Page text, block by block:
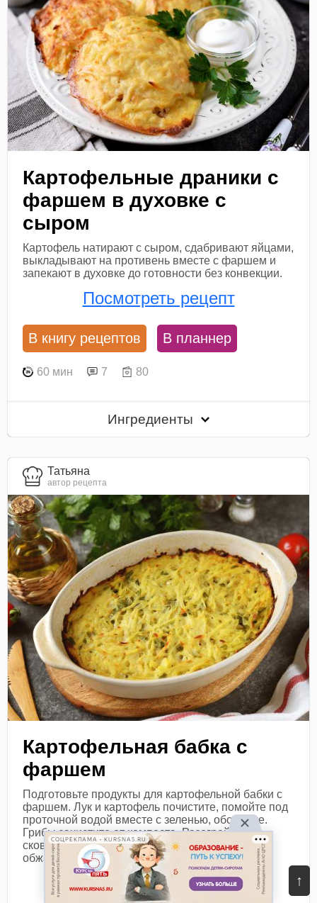
↑
Картофельные драники с
фаршем в духовке с
сыром
Картофель натирают с сыром, сдабривают яйцами,
выкладывают на противень вместе с фаршем и
запекают в духовке до готовности без конвекции.
Посмотреть рецепт
В книгу рецептов В планнер
60 мин 7 80
Ингредиенты
Татьяна
автор рецепта
Картофельная бабка с
фаршем
Подготовьте продукты для картофельной бабки с
фаршем. Лук и картофель почистите, помойте под
проточной водой вместе с зеленью, обсушите.
Грибы зачистите от компоста. Разогрейте в
сковороде немного рафинированного масла,
обжарьте...
Посмотреть рецепт
СОЦРЕКЛАМА • KURSNA5.RU